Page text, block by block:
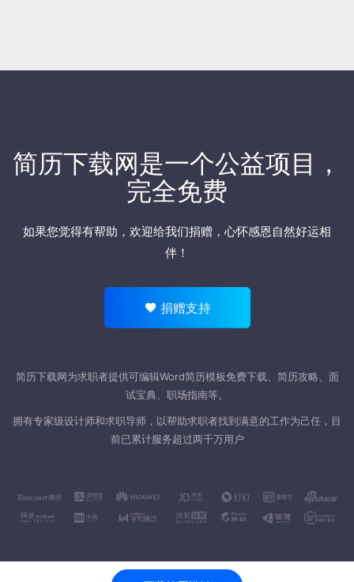
简历下载网是一个公益项目，
完全免费
如果您觉得有帮助，欢迎给我们捐赠 ，心怀感恩自然好运相
伴！
捐赠支持
简历下载网为求职者提供可编辑Word简历模板免费下载、简历攻略、面
试宝典、职场指南等。
拥有专家级设计师和求职导师，以帮助求职者找到满意的工作为己任，目
前已累计服务超过两千万用户
服务协议 隐私声明